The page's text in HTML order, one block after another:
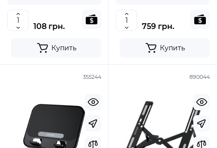
108 грн.
Купить
759 грн.
Купить
355244 890044